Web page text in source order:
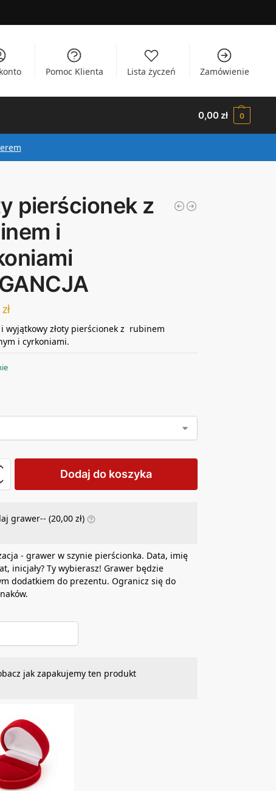
Pomoc Klienta Lista życzeń Zamówienie
0,00zł 0
pierścionek z
i
zł
i wyjątkowy złoty pierścionek z rubinem
i cyrkoniami.
Dodaj do koszyka
grawer-- (20,00zł)
- grawer w szynie pierścionka. Data, imię
inicjały? Ty wybierasz! Grawer będzie
dodatkiem do prezentu. Ogranicz się do
jak zapakujemy ten produkt